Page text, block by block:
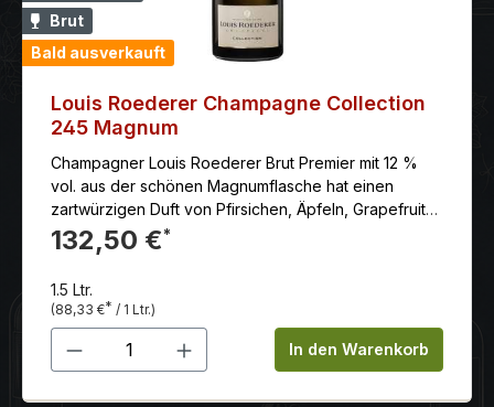
Brut
Bald ausverkauft
Louis Roederer Champagne Collection
245 Magnum
Champagner Louis Roederer Brut Premier mit 12 %
vol. aus der schönen Magnumflasche hat einen
zartwürzigen Duft von Pfirsichen, Äpfeln, Grapefruit
und frischer Brioche.
132,50 €*
1.5 Ltr.
(88,33 €* / 1 Ltr.)
Produkt Anzahl: Gib denIn den Warenkorb